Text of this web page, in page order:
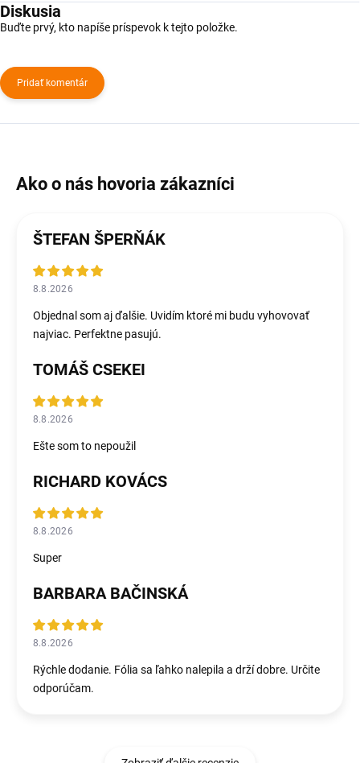
Diskusia
Buďte prvý, kto napíše príspevok k tejto položke.
Pridať komentár
ŠTEFAN ŠPERŇÁK
8.8.2026
Objednal som aj ďalšie. Uvidím ktoré mi budu vyhovovať
najviac. Perfektne pasujú.
TOMÁŠ CSEKEI
8.8.2026
Ešte som to nepoužil
RICHARD KOVÁCS
8.8.2026
Super
BARBARA BAČINSKÁ
8.8.2026
Rýchle dodanie. Fólia sa ľahko nalepila a drží dobre. Určite
odporúčam.